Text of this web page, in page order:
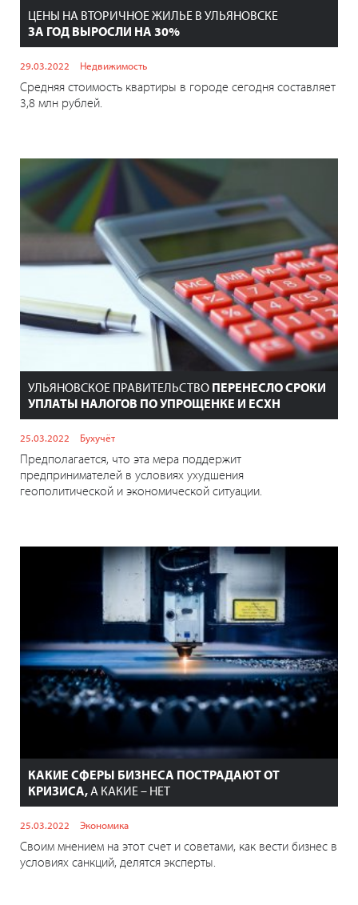
ЦЕНЫ НА ВТОРИЧНОЕ ЖИЛЬЕ В УЛЬЯНОВСКЕ
ЗА ГОД ВЫРОСЛИ НА 30%
29.03.2022 Недвижимость
Средняя стоимость квартиры в городе сегодня составляет
3,8 млн рублей.
УЛЬЯНОВСКОЕ ПРАВИТЕЛЬСТВО ПЕРЕНЕСЛО СРОКИ
УПЛАТЫ НАЛОГОВ ПО УПРОЩЕНКЕ И ЕСХН
25.03.2022 Бухучёт
Предполагается, что эта мера поддержит
предпринимателей в условиях ухудшения
геополитической и экономической ситуации.
КАКИЕ СФЕРЫ БИЗНЕСА ПОСТРАДАЮТ ОТ
КРИЗИСА,А КАКИЕ – НЕТ
25.03.2022 Экономика
Своим мнением на этот счет и советами, как вести бизнес в
условиях санкций, делятся эксперты.